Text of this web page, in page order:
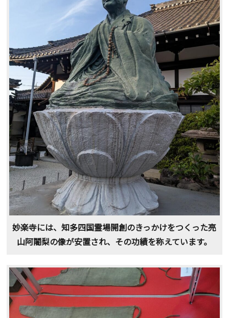
妙楽寺には、知多四国霊場開創のきっかけをつくった亮
山阿闍梨の像が安置され、その功績を称えています。